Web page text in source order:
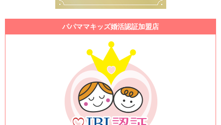
パパママキッズ婚活認証加盟店